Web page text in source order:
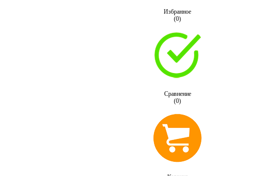
Избранное
(0)
Сравнение
(0)